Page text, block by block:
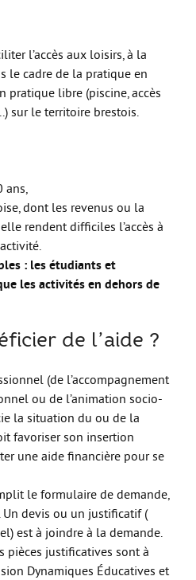
?
/ interculturels
l’accès aux loisirs, à la
le cadre de la pratique en
pratique libre (piscine, accès
sur le territoire brestois.
ans,
dont les revenus ou la
rendent difficiles l’accès à
: les étudiants et
les activités en dehors de
de l’aide ?
(de l’accompagnement
ou de l’animation socio-
la situation du ou de la
favoriser son insertion
une aide financière pour se
le formulaire de demande,
Un devis ou un justificatif (
est à joindre à la demande.
pièces justificatives sont à
Dynamiques Éducatives et